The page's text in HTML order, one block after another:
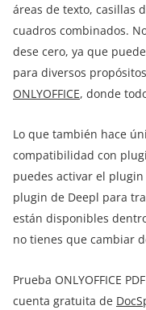
áreas de texto, casillas
cuadros combinados.
dese cero, ya que
para diversos
ONLYOFFICE, donde
Lo que también hace
compatibilidad con
puedes activar el
plugin de Deepl para
están disponibles
no tienes que cambiar
Prueba ONLYOFFICE
cuenta gratuita de